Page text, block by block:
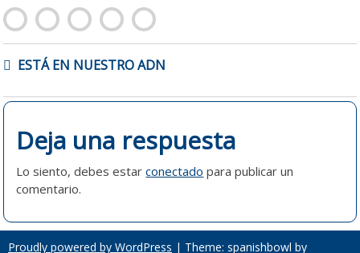
NAVEGACIÓN
DEESTÁ EN NUESTRO ADN
Deja una respuesta
Lo siento, debes estarconectado para publicar un
comentario.
Proudly powered by WordPress | Theme: spanishbowl by